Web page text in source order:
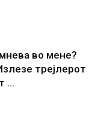
во мене?
трејлерот
...